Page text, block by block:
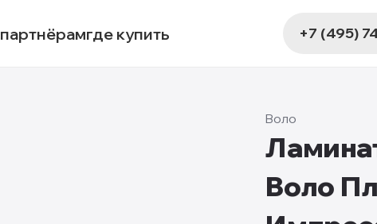
партнёрамгде купить +7 (495)
Воло
Воло